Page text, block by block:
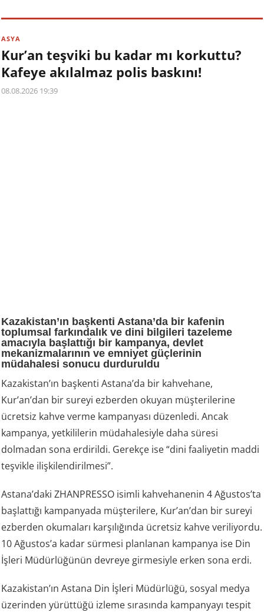
ASYA
Kur’an teşviki bu kadar mı korkuttu?
Kafeye akılalmaz polis baskını!
08.08.2026 19:39
Kazakistan’ın başkenti Astana’da bir kafenin
toplumsal farkındalık ve dini bilgileri tazeleme
amacıyla başlattığı bir kampanya, devlet
mekanizmalarının ve emniyet güçlerinin
müdahalesi sonucu durduruldu
Kazakistan’ın başkenti Astana’da bir kahvehane,
Kur’an’dan bir sureyi ezberden okuyan müşterilerine
ücretsiz kahve verme kampanyası düzenledi. Ancak
kampanya, yetkililerin müdahalesiyle daha süresi
dolmadan sona erdirildi. Gerekçe ise “dini faaliyetin maddi
teşvikle ilişkilendirilmesi”.
Astana’daki ZHANPRESSO isimli kahvehanenin 4 Ağustos’ta
başlattığı kampanyada müşterilere, Kur’an’dan bir sureyi
ezberden okumaları karşılığında ücretsiz kahve veriliyordu.
10 Ağustos’a kadar sürmesi planlanan kampanya ise Din
İşleri Müdürlüğünün devreye girmesiyle erken sona erdi.
Kazakistan’ın Astana Din İşleri Müdürlüğü, sosyal medya
üzerinden yürüttüğü izleme sırasında kampanyayı tespit